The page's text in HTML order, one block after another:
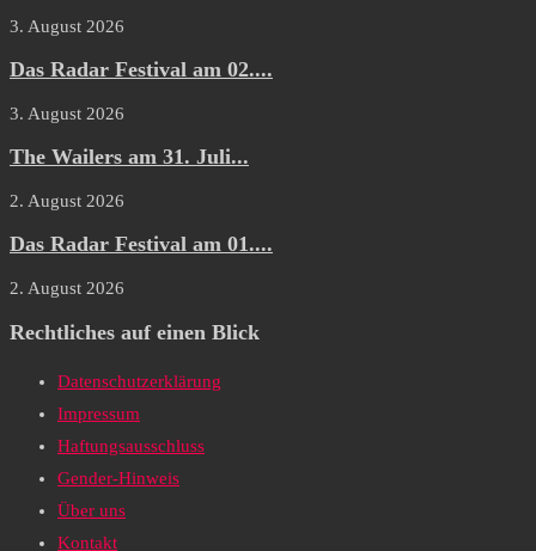
3. August 2026
Das Radar Festival am 02....
3. August 2026
The Wailers am 31. Juli...
2. August 2026
Das Radar Festival am 01....
2. August 2026
Rechtliches auf einen Blick
Datenschutzerklärung
Impressum
Haftungsausschluss
Gender-Hinweis
Über uns
Kontakt